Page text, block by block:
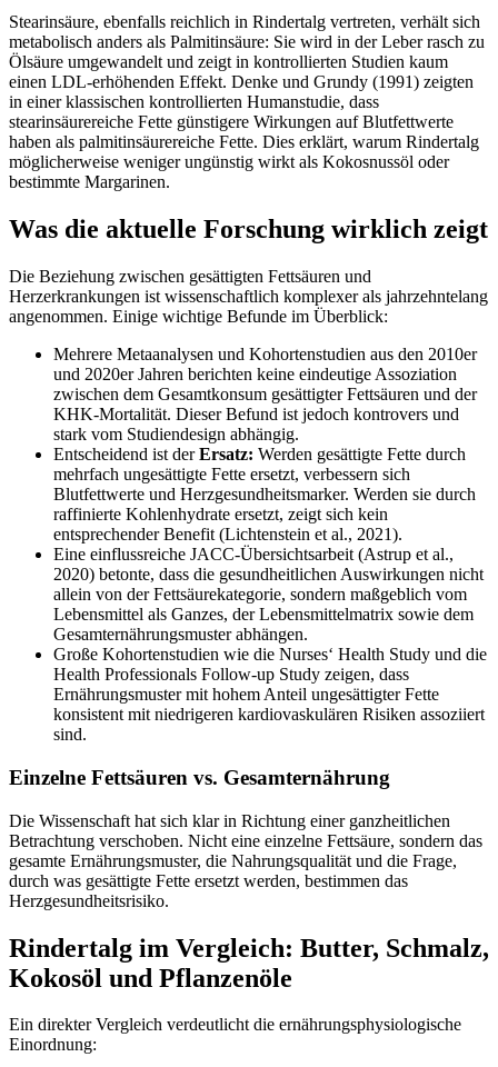
Stearinsäure, ebenfalls reichlich in Rindertalg vertreten, verhält sich
metabolisch anders als Palmitinsäure: Sie wird in der Leber rasch zu
Ölsäure umgewandelt und zeigt in kontrollierten Studien kaum
einen LDL-erhöhenden Effekt. Denke und Grundy (1991) zeigten
in einer klassischen kontrollierten Humanstudie, dass
stearinsäurereiche Fette günstigere Wirkungen auf Blutfettwerte
haben als palmitinsäurereiche Fette. Dies erklärt, warum Rindertalg
möglicherweise weniger ungünstig wirkt als Kokosnussöl oder
bestimmte Margarinen.
Was die aktuelle Forschung wirklich zeigt
Die Beziehung zwischen gesättigten Fettsäuren und
Herzerkrankungen ist wissenschaftlich komplexer als jahrzehntelang
angenommen. Einige wichtige Befunde im Überblick:
Mehrere Metaanalysen und Kohortenstudien aus den 2010er
und 2020er Jahren berichten keine eindeutige Assoziation
zwischen dem Gesamtkonsum gesättigter Fettsäuren und der
KHK-Mortalität. Dieser Befund ist jedoch kontrovers und
stark vom Studiendesign abhängig.
Entscheidend ist derErsatz: Werden gesättigte Fette durch
mehrfach ungesättigte Fette ersetzt, verbessern sich
Blutfettwerte und Herzgesundheitsmarker. Werden sie durch
raffinierte Kohlenhydrate ersetzt, zeigt sich kein
entsprechender Benefit (Lichtenstein et al., 2021).
Eine einflussreiche JACC-Übersichtsarbeit (Astrup et al.,
2020) betonte, dass die gesundheitlichen Auswirkungen nicht
allein von der Fettsäurekategorie, sondern maßgeblich vom
Lebensmittel als Ganzes, der Lebensmittelmatrix sowie dem
Gesamternährungsmuster abhängen.
Große Kohortenstudien wie die Nurses‘ Health Study und die
Health Professionals Follow-up Study zeigen, dass
Ernährungsmuster mit hohem Anteil ungesättigter Fette
konsistent mit niedrigeren kardiovaskulären Risiken assoziiert
sind.
Einzelne Fettsäuren vs. Gesamternährung
Die Wissenschaft hat sich klar in Richtung einer ganzheitlichen
Betrachtung verschoben. Nicht eine einzelne Fettsäure, sondern das
gesamte Ernährungsmuster, die Nahrungsqualität und die Frage,
durch was gesättigte Fette ersetzt werden, bestimmen das
Herzgesundheitsrisiko.
Rindertalg im Vergleich: Butter, Schmalz,
Kokosöl und Pflanzenöle
Ein direkter Vergleich verdeutlicht die ernährungsphysiologische
Einordnung: